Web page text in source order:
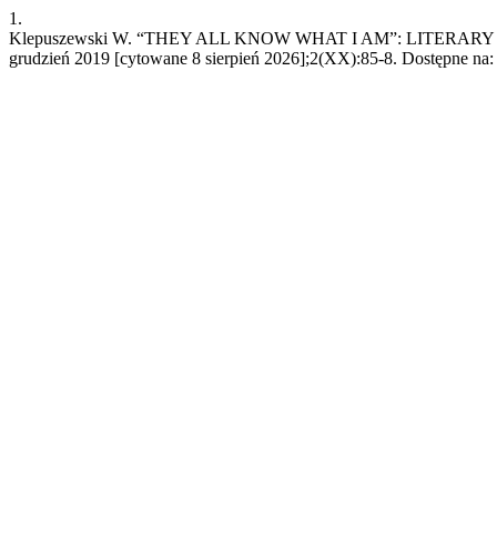
1.
Klepuszewski W. “THEY ALL KNOW WHAT I AM”:
grudzień 2019 [cytowane 8 sierpień 2026];2(XX):85-8. Dostępne